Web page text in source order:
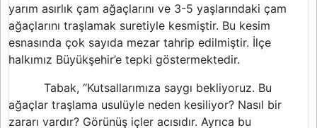
yarım asırlık çam ağaçlarını ve 3-5 yaşlarındaki çam
ağaçlarını traşlamak suretiyle kesmiştir. Bu kesim
esnasında çok sayıda mezar tahrip edilmiştir. İlçe
halkımız Büyükşehir’e tepki göstermektedir.
Tabak, “Kutsallarımıza saygı bekliyoruz. Bu
ağaçlar traşlama usulüyle neden kesiliyor? Nasıl bir
zararı vardır? Görünüş içler acısıdır. Ayrıca bu